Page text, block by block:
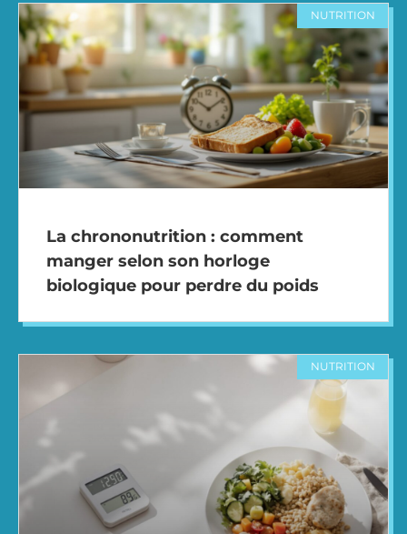
NUTRITION
La chrononutrition : comment
manger selon son horloge
biologique pour perdre du poids
NUTRITION